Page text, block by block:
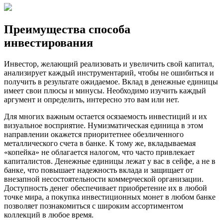
Преимущества способа
инвестирования
Инвестор, желающий реализовать и увеличить свой капитал,
анализирует каждый инструментарий, чтобы не ошибиться и
получить в результате ожидаемое. Вклад в денежные единицы
имеет свои плюсы и минусы. Необходимо изучить каждый
аргумент и определить, интересно это вам или нет.
Для многих важным остается осязаемость инвестиций и их
визуальное восприятие. Нумизматическая единица в этом
направлении окажется приоритетнее обезличенного
металлического счета в банке. К тому же, вкладываемая
«копейка» не облагается налогом, что часто привлекает
капиталистов. Денежные единицы лежат у вас в сейфе, а не в
банке, что повышает надежность вклада и защищает от
внезапной несостоятельности коммерческой организации.
Доступность денег обеспечивает приобретение их в любой
точке мира, а покупка инвестиционных монет в любом банке
позволяет познакомиться с широким ассортиментом
коллекций в любое время.